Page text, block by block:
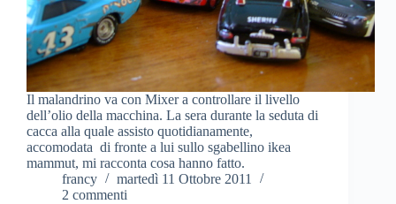
Il malandrino va con Mixer a controllare il livello
dell’olio della macchina. La sera durante la seduta di
cacca alla quale assisto quotidianamente,
accomodata di fronte a lui sullo sgabellino ikea
mammut, mi racconta cosa hanno fatto.
francy
martedì 11 Ottobre 2011
2 commenti